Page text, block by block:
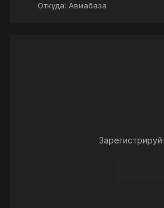
Откуда: Авиабаза